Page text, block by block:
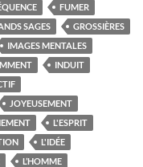
FUMER
SAGES
GROSSIÈRES
IMAGES MENTALES
INDUIT
JOYEUSEMENT
L'ESPRIT
L'IDÉE
L’HOMME